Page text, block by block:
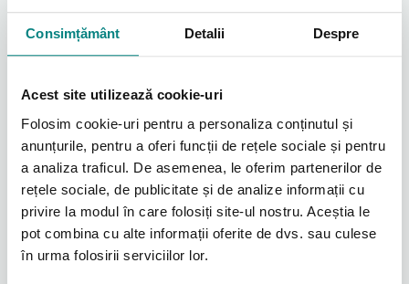
Consimțământ Detalii Despre
Acest site utilizează cookie-uri
Folosim cookie-uri pentru a personaliza conținutul și
anunțurile, pentru a oferi funcții de rețele sociale și pentru
a analiza traficul. De asemenea, le oferim partenerilor de
rețele sociale, de publicitate și de analize informații cu
privire la modul în care folosiți site-ul nostru. Aceștia le
pot combina cu alte informații oferite de dvs. sau culese
în urma folosirii serviciilor lor.
Configurație inclusă în programul Tech
Assist
– cod 3303202
Bază standard pentru interior, cu 4 roți de 140
mm, frână de parcare, frână de frecare, sistem
anti-recul și blocare direcțională – cod 3303204
Șa multi-poziție MPS pentru poziționarea
pelvisului – cod 3302012
Chest Prompt – suport toracic anterior-lateral,
cu bracket de prindere – cod 3302002
Suporturi pentru brațe Arm Prompts, cu
mânere și sistem de prindere – cod 3301001
Citeşte mai mult
Documente Produs